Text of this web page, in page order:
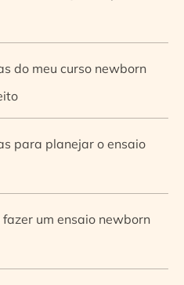
do meu curso newborn
para planejar o ensaio
um ensaio newborn